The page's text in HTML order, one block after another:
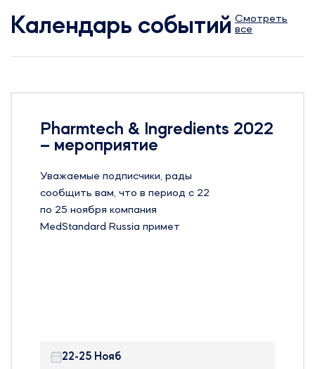
Календарь событий Смотреть
все
Pharmtech & Ingredients 2022
– мероприятие
Уважаемые подписчики, рады
сообщить вам, что в период с 22
по 25 ноября компания
MedStandard Russia примет
Pharmtech & Ingredients —
22-25 Нояб